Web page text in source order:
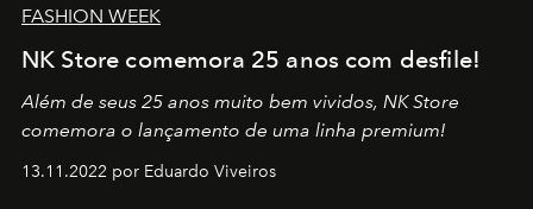
FASHION WEEK
NK Store comemora 25 anos com desfile!
Além de seus 25 anos muito bem vividos, NK Store
comemora o lançamento de uma linha premium!
13.11.2022 por Eduardo Viveiros